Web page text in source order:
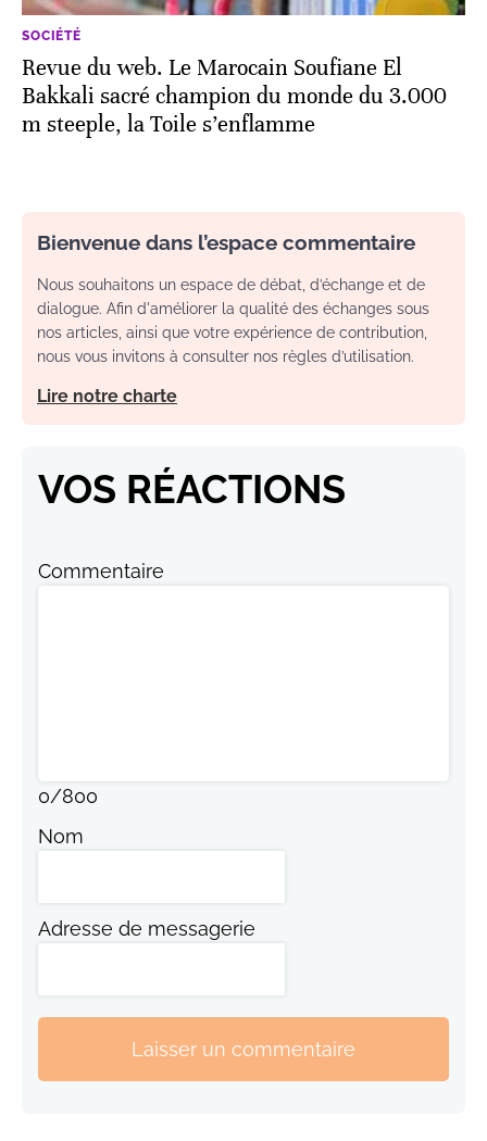
SOCIÉTÉ
Revue du web. Le Marocain Soufiane El
Bakkali sacré champion du monde du 3.000
m steeple, la Toile s’enflamme
Bienvenue dans l’espace commentaire
Nous souhaitons un espace de débat, d’échange et de
dialogue. Afin d'améliorer la qualité des échanges sous
nos articles, ainsi que votre expérience de contribution,
nous vous invitons à consulter nos règles d’utilisation.
Lire notre charte
VOS RÉACTIONS
Commentaire
0/800
Nom
Adresse de messagerie
Laisser un commentaire